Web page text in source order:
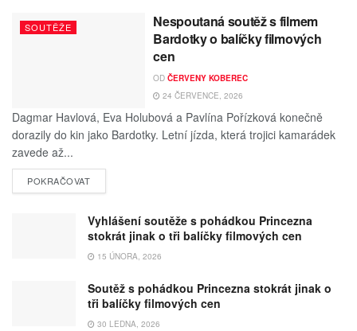
SOUTĚŽE
Nespoutaná soutěž s filmem
Bardotky o balíčky filmových
cen
OD ČERVENY KOBEREC
24 ČERVENCE, 2026
Dagmar Havlová, Eva Holubová a Pavlína Pořízková konečně
dorazily do kin jako Bardotky. Letní jízda, která trojici kamarádek
zavede až...
POKRAČOVAT
Vyhlášení soutěže s pohádkou Princezna
stokrát jinak o tři balíčky filmových cen
15 ÚNORA, 2026
Soutěž s pohádkou Princezna stokrát jinak o
tři balíčky filmových cen
30 LEDNA, 2026